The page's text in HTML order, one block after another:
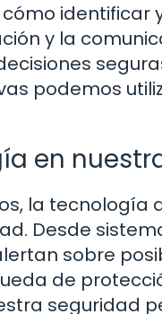
y la
podemos
en
la
Desde
sobre
de
seguridad